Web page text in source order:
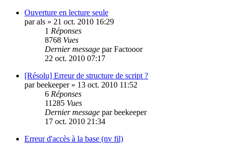
Ouverture en lecture seule
parals » 21 oct. 2010 16:29
1 Réponses
8768 Vues
Dernier message parFactooor
22 oct. 2010 07:17
[Résolu] Erreur de structure de script ?
parbeekeeper» 13 oct. 2010 11:52
6 Réponses
11285 Vues
Dernier message parbeekeeper
17 oct. 2010 21:34
Erreur d'accès à la base (nv fil)